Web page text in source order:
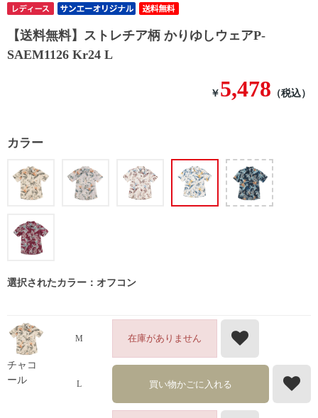
【送料無料】ストレチア柄 かりゆしウェアP-
SAEM1126 Kr24 L
￥ 5,478 （税込）
カラー
選択されたカラー：オフコン
チャコ
ール
M 在庫がありません
L 買い物かごに入れる